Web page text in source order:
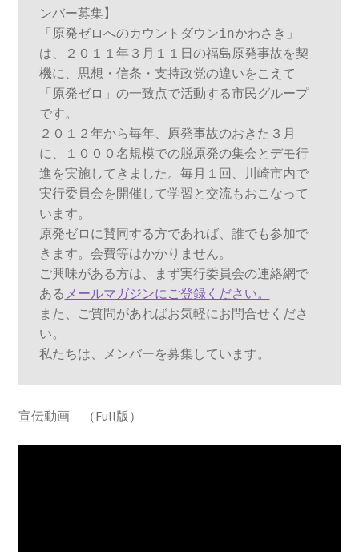
ンバー募集】
「原発ゼロへのカウントダウンinかわさき」
は、２０１１年３月１１日の福島原発事故を契
機に、思想・信条・支持政党の違いをこえて
「原発ゼロ」の一致点で活動する市民グループ
です。
２０１２年から毎年、原発事故のおきた３月
に、１０００名規模での脱原発の集会とデモ行
進を実施してきました。毎月１回、川崎市内で
実行委員会を開催して学習と交流もおこなって
います。
原発ゼロに賛同する方であれば、誰でも参加で
きます。会費等はかかりません。
ご興味がある方は、まず実行委員会の連絡網で
ある メールマガジンにご登録ください。
また、ご質問があればお気軽にお問合せくださ
い。
私たちは、メンバーを募集しています。
宣伝動画 （Full版）